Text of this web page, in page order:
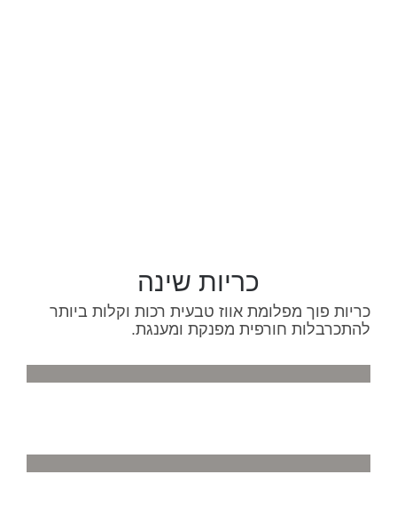
כריות שינה
כריות פוך מפלומת אווז טבעית רכות וקלות ביותר
להתכרבלות חורפית מפנקת ומענגת.